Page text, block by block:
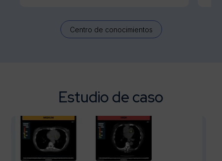
Centro de conocimientos
Estudio de caso